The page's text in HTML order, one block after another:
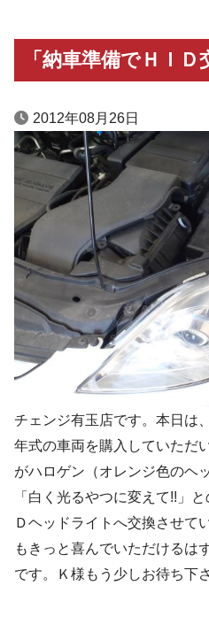
「納車準備でＨＩＤ
2012年08月26日
チェンジ有玉店です。本日は
年式の車両を購入していただ
がハロゲン（オレンジ色のヘ
「白く光るやつに変えて!!」
Ｄヘッドライトへ交換させて
もきっと喜んでいただけるは
です。Ｋ様もう少しお待ち下